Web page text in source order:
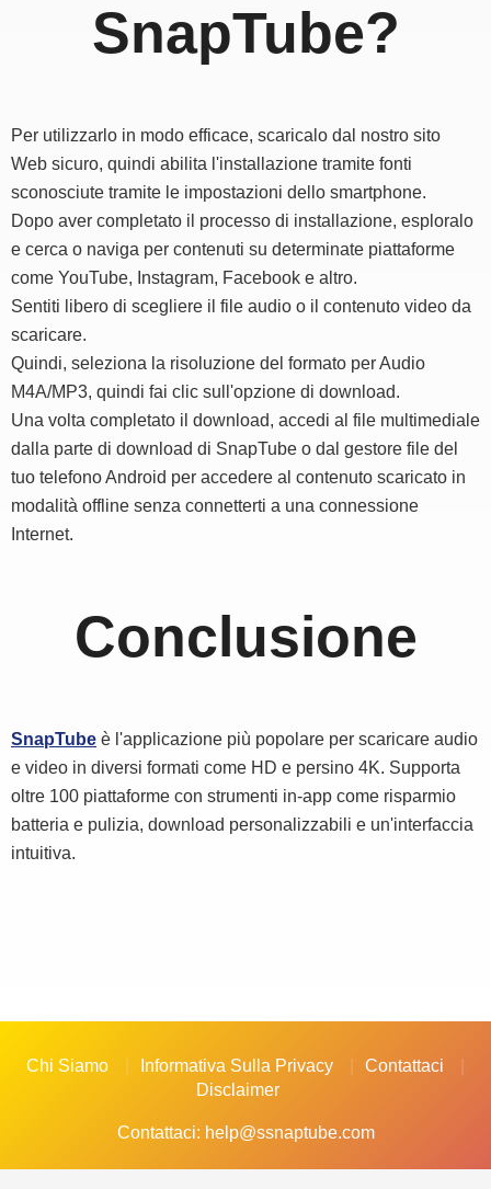
SnapTube?
Per utilizzarlo in modo efficace, scaricalo dal nostro sito
Web sicuro, quindi abilita l'installazione tramite fonti
sconosciute tramite le impostazioni dello smartphone.
Dopo aver completato il processo di installazione, esploralo
e cerca o naviga per contenuti su determinate piattaforme
come YouTube, Instagram, Facebook e altro.
Sentiti libero di scegliere il file audio o il contenuto video da
scaricare.
Quindi, seleziona la risoluzione del formato per Audio
M4A/MP3, quindi fai clic sull'opzione di download.
Una volta completato il download, accedi al file multimediale
dalla parte di download di SnapTube o dal gestore file del
tuo telefono Android per accedere al contenuto scaricato in
modalità offline senza connetterti a una connessione
Internet.
Conclusione
SnapTube è l'applicazione più popolare per scaricare audio
e video in diversi formati come HD e persino 4K. Supporta
oltre 100 piattaforme con strumenti in-app come risparmio
batteria e pulizia, download personalizzabili e un'interfaccia
intuitiva.
Chi Siamo Informativa Sulla Privacy
Contattaci
Disclaimer
Contattaci: help@ssnaptube.com